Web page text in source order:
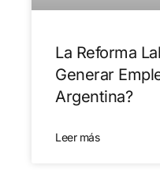
La Reforma
Generar
Argentina?
Leer más